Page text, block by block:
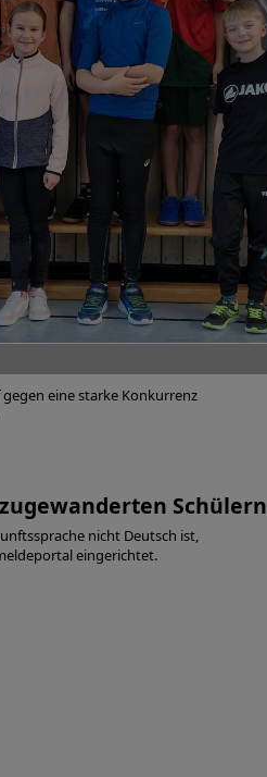
eine starke Konkurrenz
Schülern
nicht Deutsch ist,
eingerichtet.